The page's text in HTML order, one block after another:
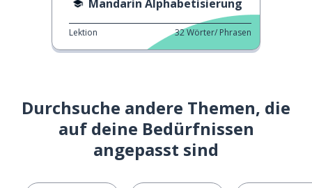
Mandarin Alphabetisierung
Lektion 32Wörter/ Phrasen
Durchsuche andere Themen, die
auf deine Bedürfnissen
angepasst sind